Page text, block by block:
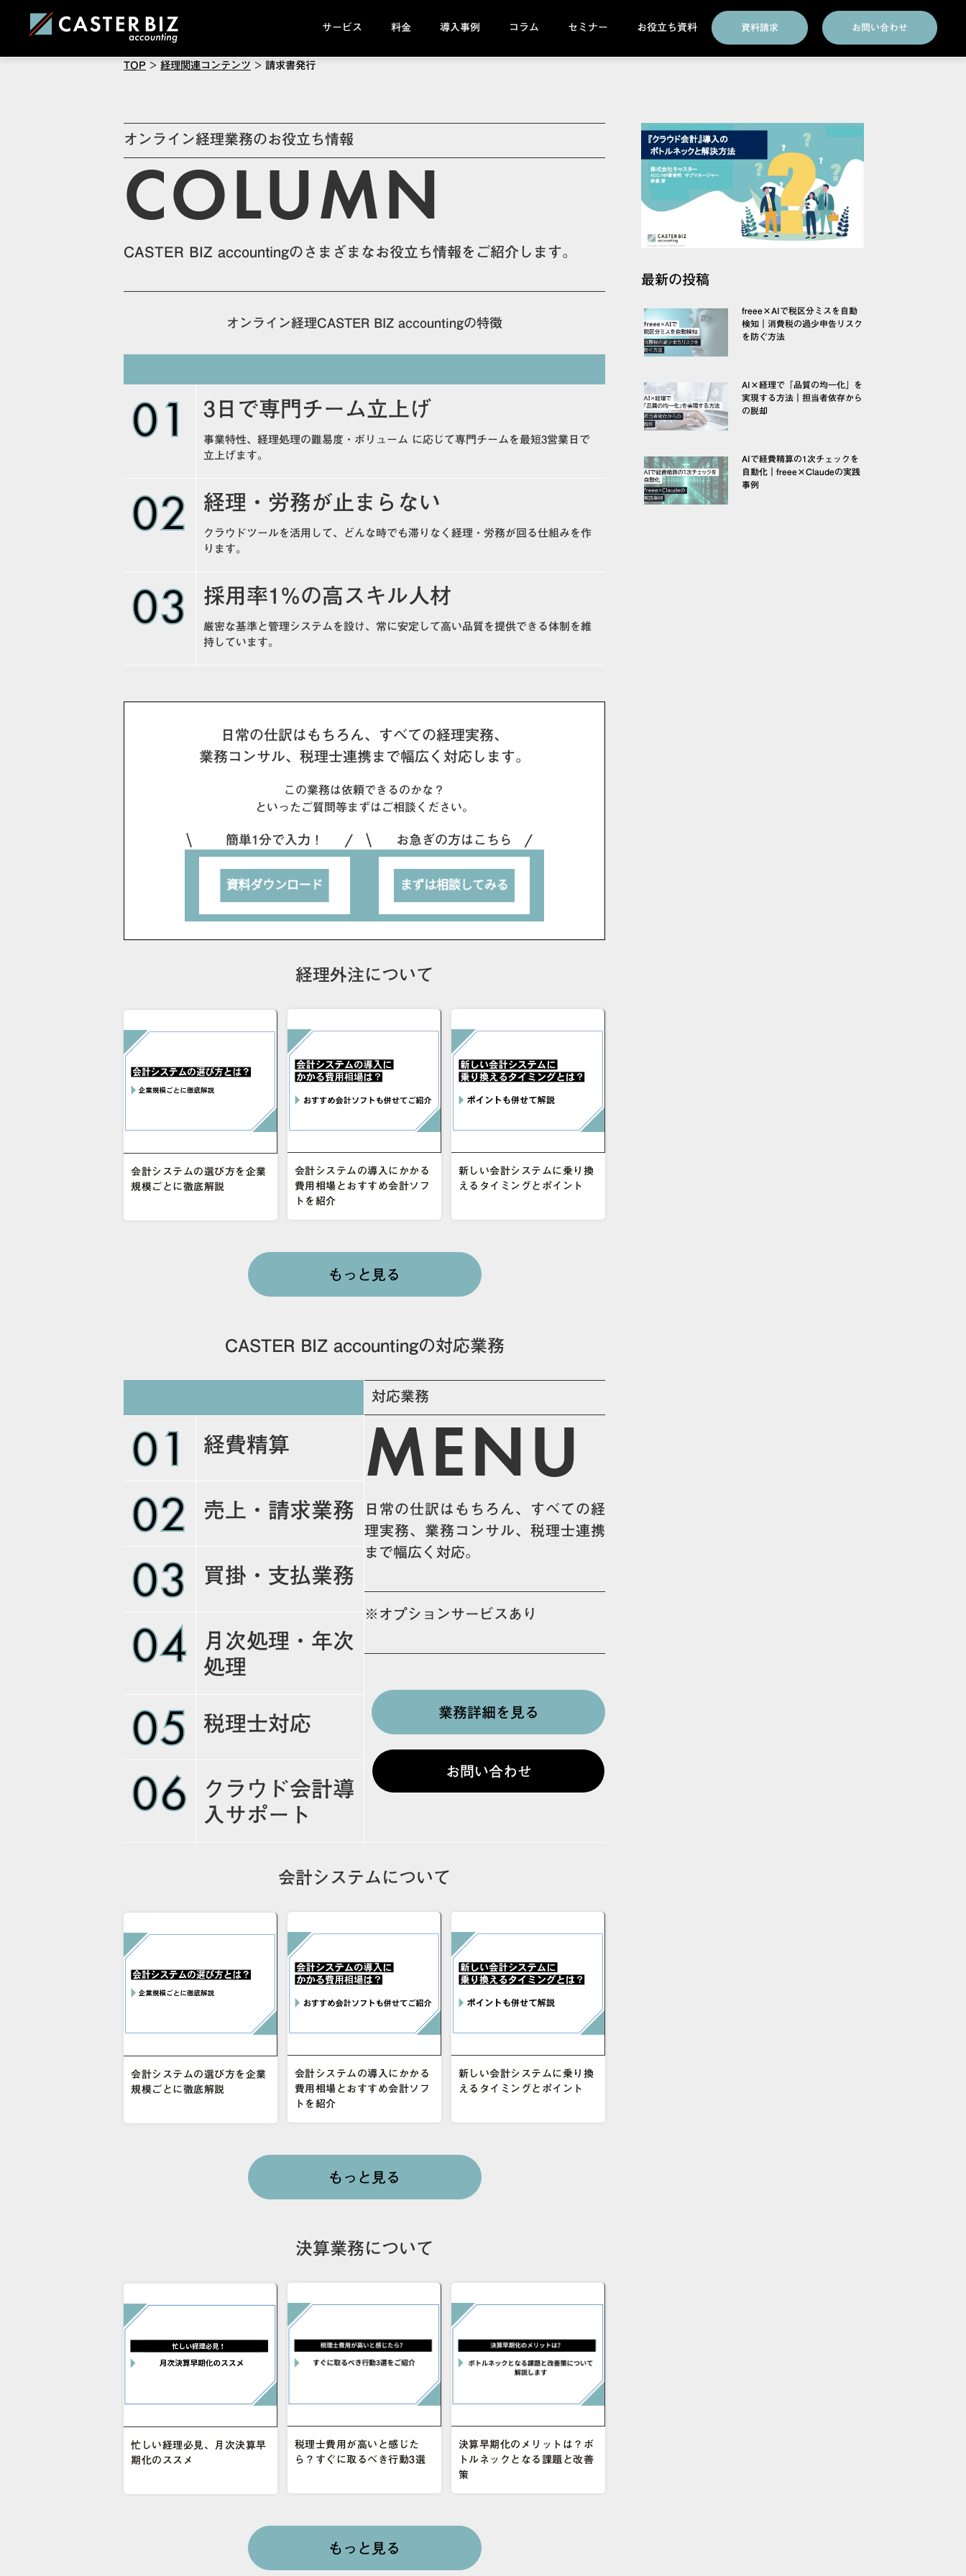
サービス 料金 導入事例 コラム セミナー お役立ち資料 資料請求 お問い合わせ
TOP > 経理関連コンテンツ > 請求書発行
オンライン経理業務のお役立ち情報
COLUMN
CASTER BIZ accountingのさまざまなお役立ち情報をご紹介します。
オンライン経理CASTER BIZ accountingの特徴
01 3日で専門チーム立上げ
事業特性、経理処理の難易度・ボリューム に応じて専門チームを最短3営業日で
立上げます。
02 経理・労務が止まらない
クラウドツールを活用して、どんな時でも滞りなく経理・労務が回る仕組みを作
ります。
03 採用率1%の高スキル人材
厳密な基準と管理システムを設け、常に安定して高い品質を提供できる体制を維
持しています。
日常の仕訳はもちろん、すべての経理実務、
業務コンサル、税理士連携まで幅広く対応します。
この業務は依頼できるのかな？
といったご質問等まずはご相談ください。
簡単1分で入力！ お急ぎの方はこちら
経理外注について
会計システムの選び方を企業
規模ごとに徹底解説
会計システムの導入にかかる
費用相場とおすすめ会計ソフ
トを紹介
新しい会計システムに乗り換
えるタイミングとポイント
もっと見る
CASTER BIZ accountingの対応業務
対応業務
MENU
日常の仕訳はもちろん、すべての経
理実務、業務コンサル、税理士連携
まで幅広く対応。
※オプションサービスあり
業務詳細を見る
お問い合わせ
01 経費精算
02 売上・請求業務
03 買掛・支払業務
04
月次処理・年次
処理
05 税理士対応
06
クラウド会計導
入サポート
会計システムについて
会計システムの選び方を企業
規模ごとに徹底解説
会計システムの導入にかかる
費用相場とおすすめ会計ソフ
トを紹介
新しい会計システムに乗り換
えるタイミングとポイント
もっと見る
決算業務について
忙しい経理必見、月次決算早
期化のススメ
税理士費用が高いと感じた
ら？すぐに取るべき行動3選
決算早期化のメリットは？ボ
トルネックとなる課題と改善
策
もっと見る
最新の投稿
freee×AIで税区分ミスを自動
検知｜消費税の過少申告リスク
を防ぐ方法
AI×経理で「品質の均一化」を
実現する方法｜担当者依存から
の脱却
AIで経費精算の1次チェックを
自動化｜freee×Claudeの実践
事例